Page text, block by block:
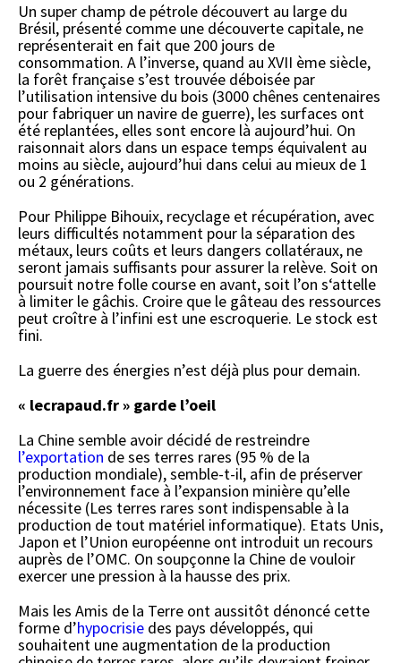
Un super champ de pétrole découvert au large du
Brésil, présenté comme une découverte capitale, ne
représenterait en fait que 200 jours de
consommation. A l’inverse, quand au XVII ème siècle,
la forêt française s’est trouvée déboisée par
l’utilisation intensive du bois (3000 chênes centenaires
pour fabriquer un navire de guerre), les surfaces ont
été replantées, elles sont encore là aujourd’hui. On
raisonnait alors dans un espace temps équivalent au
moins au siècle, aujourd’hui dans celui au mieux de 1
ou 2 générations.
Pour Philippe Bihouix, recyclage et récupération, avec
leurs difficultés notamment pour la séparation des
métaux, leurs coûts et leurs dangers collatéraux, ne
seront jamais suffisants pour assurer la relève. Soit on
poursuit notre folle course en avant, soit l’on s‘attelle
à limiter le gâchis. Croire que le gâteau des ressources
peut croître à l’infini est une escroquerie. Le stock est
fini.
La guerre des énergies n’est déjà plus pour demain.
« lecrapaud.fr » garde l’oeil
La Chine semble avoir décidé de restreindre
l’exportation de ses terres rares (95 % de la
production mondiale), semble-t-il, afin de préserver
l’environnement face à l’expansion minière qu’elle
nécessite (Les terres rares sont indispensable à la
production de tout matériel informatique). Etats Unis,
Japon et l’Union européenne ont introduit un recours
auprès de l’OMC. On soupçonne la Chine de vouloir
exercer une pression à la hausse des prix.
Mais les Amis de la Terre ont aussitôt dénoncé cette
forme d’hypocrisie des pays développés, qui
souhaitent une augmentation de la production